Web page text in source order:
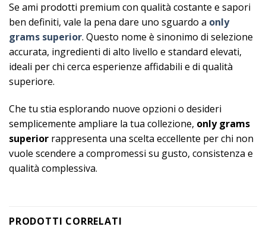
Se ami prodotti premium con qualità costante e sapori
ben definiti, vale la pena dare uno sguardo a only
grams superior. Questo nome è sinonimo di selezione
accurata, ingredienti di alto livello e standard elevati,
ideali per chi cerca esperienze affidabili e di qualità
superiore.
Che tu stia esplorando nuove opzioni o desideri
semplicemente ampliare la tua collezione, only grams
superior rappresenta una scelta eccellente per chi non
vuole scendere a compromessi su gusto, consistenza e
qualità complessiva.
PRODOTTI CORRELATI